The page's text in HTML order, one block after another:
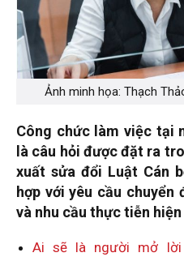
Ảnh minh họa: Thạch
Công chức làm việc tại
là câu hỏi được đặt ra
xuất sửa đổi Luật Cán
hợp với yêu cầu
và nhu cầu thực tiễn hiện
Ai sẽ là người mở